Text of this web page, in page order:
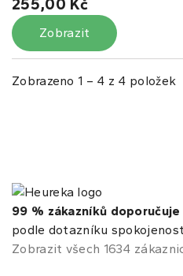
255,00 Kč
Zobrazit
Zobrazeno 1 – 4 z 4 položek
99 % zákazníků doporučuje
podle dotazníku
Zobrazit všech 1634